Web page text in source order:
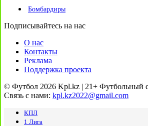
Бомбардиры
Подписывайтесь на нас
О нас
Контакты
Реклама
Поддержка проекта
© Футбол 2026 Kpl.kz | 21+ Футбольный
Связь с нами: kpl.kz2022@gmail.com
КПЛ
1 Лига